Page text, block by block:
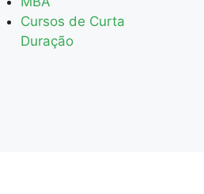
Cursos de Curta
Duração